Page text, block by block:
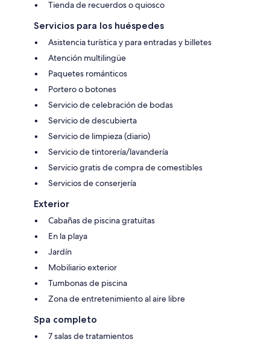
Tienda de recuerdos o quiosco
Servicios para los huéspedes
Asistencia turística y para entradas y billetes
Atención multilingüe
Paquetes románticos
Portero o botones
Servicio de celebración de bodas
Servicio de descubierta
Servicio de limpieza (diario)
Servicio de tintorería/lavandería
Servicio gratis de compra de comestibles
Servicios de conserjería
Exterior
Cabañas de piscina gratuitas
En la playa
Jardín
Mobiliario exterior
Tumbonas de piscina
Zona de entretenimiento al aire libre
Spa completo
7 salas de tratamientos